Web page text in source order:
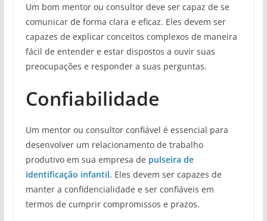
Um bom mentor ou consultor deve ser capaz de se
comunicar de forma clara e eficaz. Eles devem ser
capazes de explicar conceitos complexos de maneira
fácil de entender e estar dispostos a ouvir suas
preocupações e responder a suas perguntas.
Confiabilidade
Um mentor ou consultor confiável é essencial para
desenvolver um relacionamento de trabalho
produtivo em sua empresa de pulseira de
identificação infantil. Eles devem ser capazes de
manter a confidencialidade e ser confiáveis em
termos de cumprir compromissos e prazos.